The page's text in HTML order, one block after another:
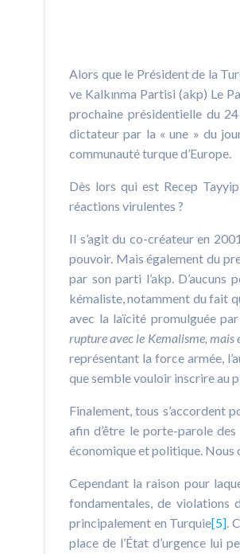
Alors que le Président de la
ve Kalkınma Partisi (akp) Le
prochaine présidentielle du
dictateur par la « une » du
communauté turque d’Europe.
Dès lors qui est Recep
réactions virulentes ?
Il s’agit du co-créateur en
pouvoir. Mais également du
par son parti l’akp. D’aucuns
kémaliste, notamment du fait
avec la laïcité promulguée par
rupture avec le Kemalisme, mais
représentant la force armée,
que semble vouloir inscrire au
Finalement, tous s’accordent
afin d’être le porte-parole
économique et politique. Nous
Cependant la raison pour
fondamentales, de violations
principalement en Turquie[5].
place de l’État d’urgence lui